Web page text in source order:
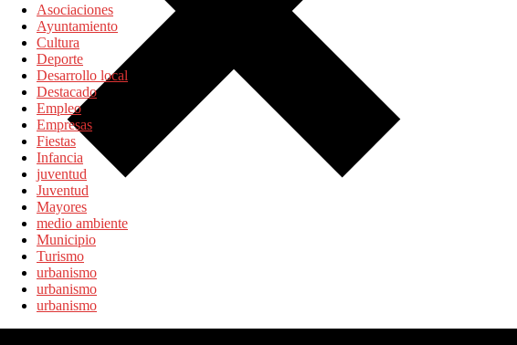
Asociaciones
Ayuntamiento
Cultura
Deporte
Desarrollo local
Destacado
Empleo
Empresas
Fiestas
Infancia
juventud
Juventud
Mayores
medio ambiente
Municipio
Turismo
urbanismo
urbanismo
urbanismo